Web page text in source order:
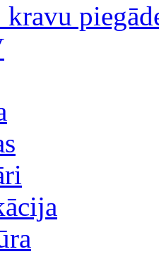
kravu